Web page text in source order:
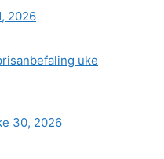
2026
uke
30, 2026